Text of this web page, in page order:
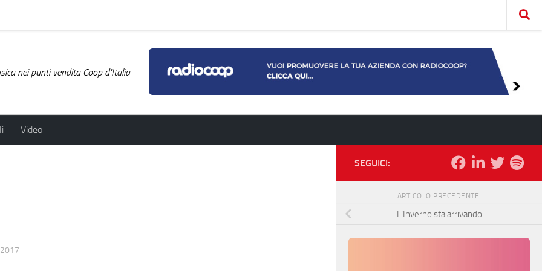
nei punti vendita Coop d'Italia
Video
SEGUICI:
ARTICOLO PRECEDENTE
L’Inverno sta arrivando